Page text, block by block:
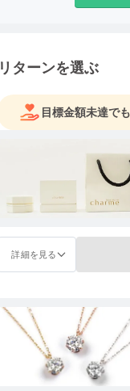
リターンを選ぶ
目標金額未達で
詳細を見る